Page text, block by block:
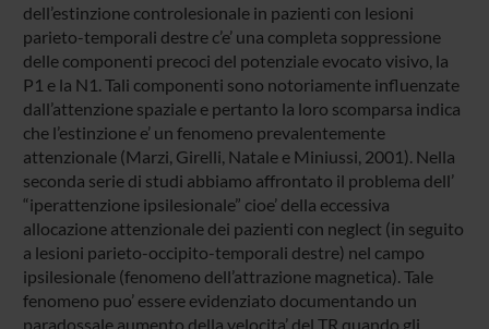
dell’estinzione controlesionale in pazienti con lesioni
parieto-temporali destre c’e’ una completa soppressione
delle componenti precoci del potenziale evocato visivo, la
P1 e la N1. Tali componenti sono notoriamente influenzate
dall’attenzione spaziale e pertanto la loro scomparsa indica
che l’estinzione e’ un fenomeno prevalentemente
attenzionale (Marzi, Girelli, Natale e Miniussi, 2001). Nella
seconda serie di studi abbiamo affrontato il problema dell’
“iperattenzione ipsilesionale” cioe’ della eccessiva
allocazione attenzionale dei pazienti con neglect (in seguito
a lesioni parieto-occipito-temporali destre) nel campo
ipsilesionale (fenomeno dell’attrazione magnetica). Tale
fenomeno puo’ essere evidenziato documentando un
paradossale aumento della velocita’ del TR quando gli